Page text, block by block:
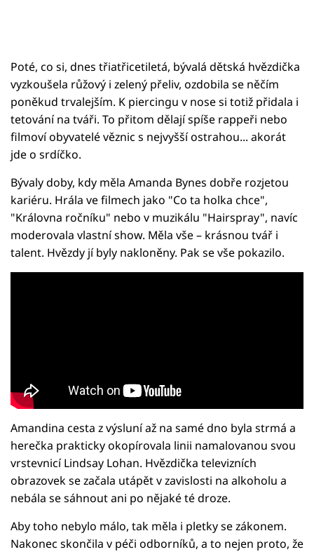
Poté, co si, dnes třiatřicetiletá, bývalá dětská hvězdička
vyzkoušela růžový i zelený přeliv, ozdobila se něčím
poněkud trvalejším. K piercingu v nose si totiž přidala i
tetování na tváři. To přitom dělají spíše rappeři nebo
filmoví obyvatelé věznic s nejvyšší ostrahou... akorát
jde o srdíčko.
Bývaly doby, kdy měla Amanda Bynes dobře rozjetou
kariéru. Hrála ve filmech jako "Co ta holka chce",
"Královna ročníku" nebo v muzikálu "Hairspray", navíc
moderovala vlastní show. Měla vše – krásnou tvář i
talent. Hvězdy jí byly nakloněny. Pak se vše pokazilo.
Amandina cesta z výsluní až na samé dno byla strmá a
herečka prakticky okopírovala linii namalovanou svou
vrstevnicí Lindsay Lohan. Hvězdička televizních
obrazovek se začala utápět v zavislosti na alkoholu a
nebála se sáhnout ani po nějaké té droze.
Aby toho nebylo málo, tak měla i pletky se zákonem.
Nakonec skončila v péči odborníků, a to nejen proto, že